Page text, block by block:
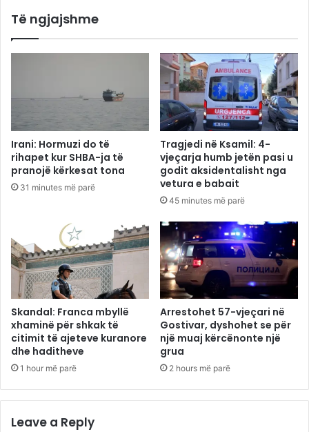
Të ngjajshme
Irani: Hormuzi do të
rihapet kur SHBA-ja të
pranojë kërkesat tona
31 minutes më parë
Tragjedi në Ksamil: 4-
vjeçarja humb jetën pasi u
godit aksidentalisht nga
vetura e babait
45 minutes më parë
Skandal: Franca mbyllë
xhaminë për shkak të
citimit të ajeteve kuranore
dhe haditheve
1 hour më parë
Arrestohet 57-vjeçari në
Gostivar, dyshohet se për
një muaj kërcënonte një
grua
2 hours më parë
Leave a Reply